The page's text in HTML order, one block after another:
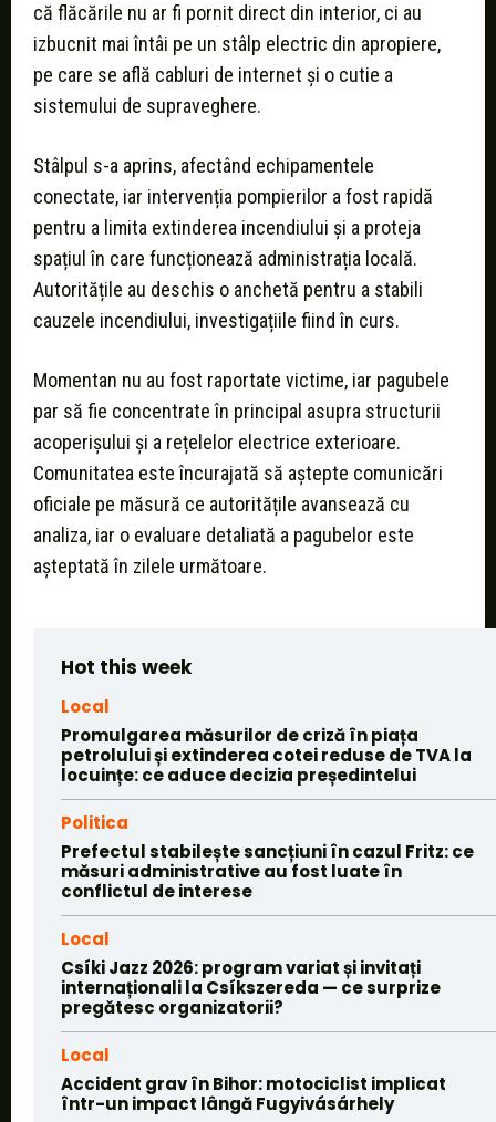
că flăcările nu ar fi pornit direct din interior, ci au
izbucnit mai întâi pe un stâlp electric din apropiere,
pe care se află cabluri de internet și o cutie a
sistemului de supraveghere.
Stâlpul s-a aprins, afectând echipamentele
conectate, iar intervenția pompierilor a fost rapidă
pentru a limita extinderea incendiului și a proteja
spațiul în care funcționează administrația locală.
Autoritățile au deschis o anchetă pentru a stabili
cauzele incendiului, investigațiile fiind în curs.
Momentan nu au fost raportate victime, iar pagubele
par să fie concentrate în principal asupra structurii
acoperișului și a rețelelor electrice exterioare.
Comunitatea este încurajată să aștepte comunicări
oficiale pe măsură ce autoritățile avansează cu
analiza, iar o evaluare detaliată a pagubelor este
așteptată în zilele următoare.
Hot this week
Local
Promulgarea măsurilor de criză în piața
petrolului și extinderea cotei reduse de TVA la
locuințe: ce aduce decizia președintelui
Politica
Prefectul stabilește sancțiuni în cazul Fritz: ce
măsuri administrative au fost luate în
conflictul de interese
Local
Csíki Jazz 2026: program variat și invitați
internaționali la Csíkszereda — ce surprize
pregătesc organizatorii?
Local
Accident grav în Bihor: motociclist implicat
într-un impact lângă Fugyivásárhely